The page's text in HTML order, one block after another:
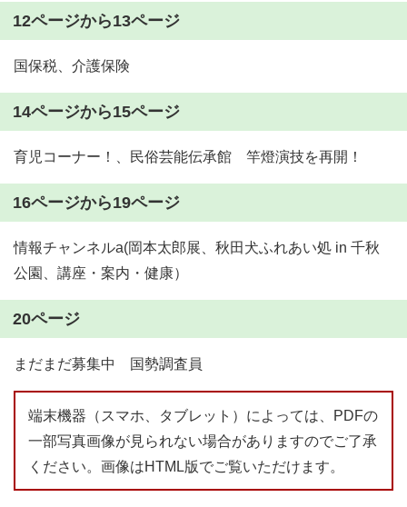
12ページから13ページ
国保税、介護保険
14ページから15ページ
育児コーナー！、民俗芸能伝承館 竿燈演技を再開！
16ページから19ページ
情報チャンネルa(岡本太郎展、秋田犬ふれあい処 in 千秋
公園、講座・案内・健康）
20ページ
まだまだ募集中 国勢調査員
端末機器（スマホ、タブレット）によっては、PDFの
一部写真画像が見られない場合がありますのでご了承
ください。画像はHTML版でご覧いただけます。